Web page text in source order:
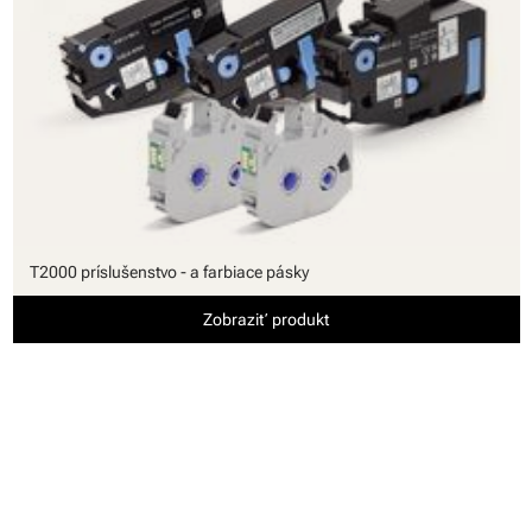
T2000 príslušenstvo - a farbiace pásky
Zobraziť produkt